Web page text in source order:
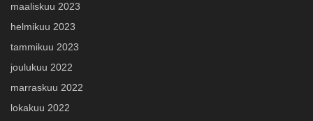
maaliskuu 2023
helmikuu 2023
tammikuu 2023
joulukuu 2022
marraskuu 2022
lokakuu 2022